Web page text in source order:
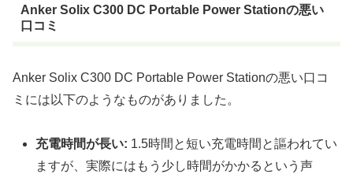
Anker Solix C300 DC Portable Power Stationの悪い
口コミ
Anker Solix C300 DC Portable Power Stationの悪い口コ
ミには以下のようなものがありました。
充電時間が長い: 1.5時間と短い充電時間と謳われてい
ますが、実際にはもう少し時間がかかるという声